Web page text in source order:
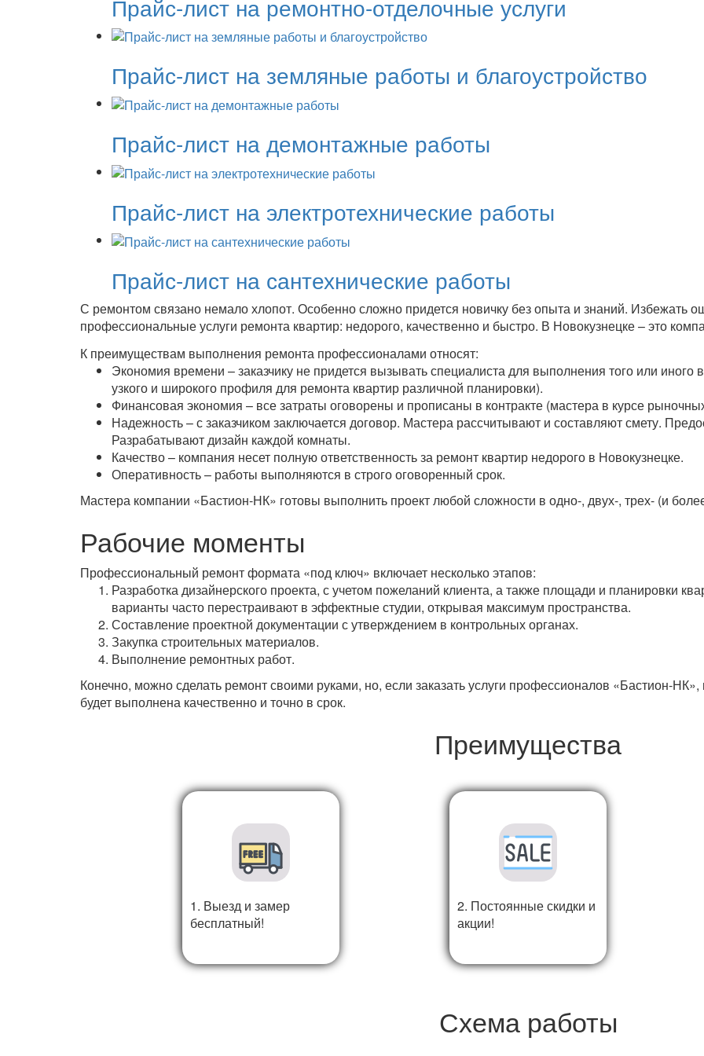
Прайс-лист на ремонтно-отделочные услуги
Прайс-лист на земляные работы и благоустройство
Прайс-лист на демонтажные работы
Прайс-лист на электротехнические работы
Прайс-лист на сантехнические работы
С ремонтом связано немало хлопот. Особенно сложно придется новичку без опыта и знаний. Избежать
профессиональные услуги ремонта квартир: недорого, качественно и быстро. В Новокузнецке – это
К преимуществам выполнения ремонта профессионалами относят:
Экономия времени – заказчику не придется вызывать специалиста для выполнения того или иного
узкого и широкого профиля для ремонта квартир различной планировки).
Финансовая экономия – все затраты оговорены и прописаны в контракте (мастера в курсе
Надежность – с заказчиком заключается договор. Мастера рассчитывают и составляют смету.
Разрабатывают дизайн каждой комнаты.
Качество – компания несет полную ответственность за ремонт квартир недорого в Новокузнецке.
Оперативность – работы выполняются в строго оговоренный срок.
Мастера компании «Бастион-НК» готовы выполнить проект любой сложности в одно-, двух-, трех- (и
Рабочие моменты
Профессиональный ремонт формата «под ключ» включает несколько этапов:
Разработка дизайнерского проекта, с учетом пожеланий клиента, а также площади и планировки
варианты часто перестраивают в эффектные студии, открывая максимум пространства.
Составление проектной документации с утверждением в контрольных органах.
Закупка строительных материалов.
Выполнение ремонтных работ.
Конечно, можно сделать ремонт своими руками, но, если заказать услуги профессионалов «Бастион-
будет выполнена качественно и точно в срок.
Преимущества
1. Выезд и замер
бесплатный!
2. Постоянные скидки и
акции!
Схема работы